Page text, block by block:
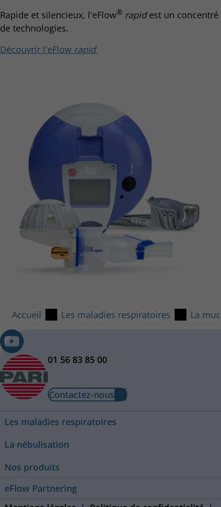
Rapide et silencieux, l'eFlow® rapidest un concentré
de technologies.
Découvrir l'eFlow rapid
Accueil Les maladies respiratoires La
01 56 83 85 00
Contactez-nous
Les maladies respiratoires
La nébulisation
Nos produits
eFlow Partnering